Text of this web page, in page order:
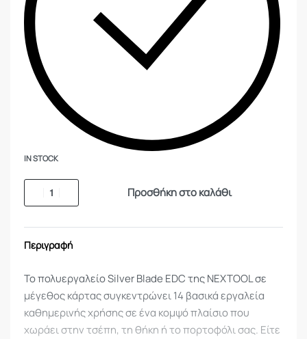
IN STOCK
Προσθήκη στο καλάθι
Περιγραφή
Το πολυεργαλείο Silver Blade EDC της NEXTOOL σε
μέγεθος κάρτας συγκεντρώνει 14 βασικά εργαλεία
καθημερινής χρήσης σε ένα κομψό πλαίσιο που
χωράει στην τσέπη, τη θήκη ή το πορτοφόλι σας. Είτε